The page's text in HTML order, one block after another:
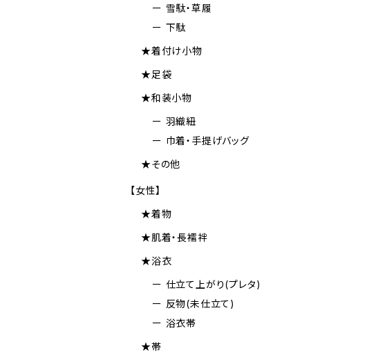
ー 雪駄・草履
ー 下駄
★着付け小物
★足袋
★和装小物
ー 羽織紐
ー 巾着・手提げバッグ
★その他
【女性】
★着物
★肌着・長襦袢
★浴衣
ー 仕立て上がり(プレタ)
ー 反物(未仕立て)
ー 浴衣帯
★帯